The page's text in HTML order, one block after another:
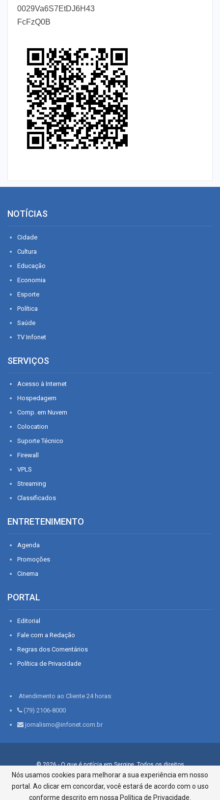
0029Va6S7EtDJ6H43
FcFzQ0B
NOTÍCIAS
Cidade
Cultura
Educação
Economia
Esporte
Política
Saúde
TV Infonet
SERVIÇOS
Acesso à Internet
Hospedagem
Comp. em Nuvem
Colocation
Suporte Técnico
Firewall
VPLS
Streaming
Classificados
ENTRETENIMENTO
Agenda
Promoções
Cinema
PORTAL
Editorial
Fale com a Redação
Regras dos Comentários
Política de Privacidade
Atendimento ao Cliente 24 horas:
(79) 2106-8000
jornalismo@infonet.com.br
© 2026 - O que é notícia em Sergipe. Todos os direitos
reservados.
Infonet - Rua Monsenhor Silveira 276, Bairro São José |
Aracaju-SE, CEP 49015-030, Fone: 79.2106.8000 - CI Centro de
Nós usamos cookies para melhorar a sua experiência em nosso
portal. Ao clicar em concordar, você estará de acordo com o uso
conforme descrito em nossa Política de Privacidade.